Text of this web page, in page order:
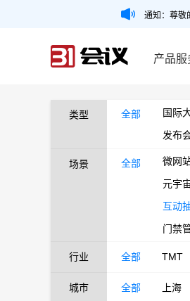
通知：尊敬
产品服
类型 全部 国际
发布
场景 全部 微网
元宇
互动
门禁
行业 全部 TMT
城市 全部 上海